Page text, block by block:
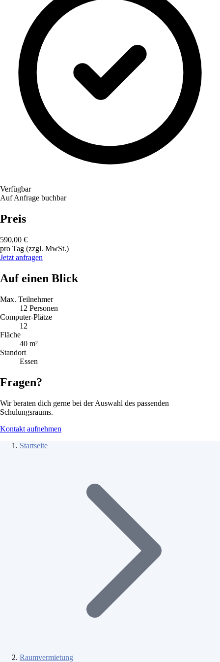
Verfügbar
Auf Anfrage buchbar
Preis
590,00 €
pro Tag (zzgl. MwSt.)
Jetzt anfragen
Auf einen Blick
Max. Teilnehmer
12 Personen
Computer-Plätze
12
Fläche
40 m²
Standort
Essen
Fragen?
Wir beraten dich gerne bei der Auswahl des passenden
Schulungsraums.
Kontakt aufnehmen
Startseite
Raumvermietung